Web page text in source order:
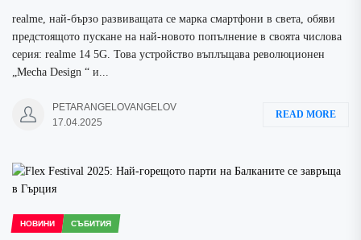
realme, най-бързо развиващата се марка смартфони в света, обяви
предстоящото пускане на най-новото попълнение в своята числова
серия: realme 14 5G. Това устройство въплъщава революционен
„Mecha Design “ и...
PETARANGELOVANGELOV
17.04.2025
READ MORE
НОВИНИ СЪБИТИЯ